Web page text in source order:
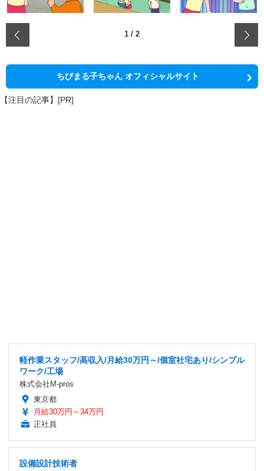
1 / 2
ちびまる子ちゃん オフィシャルサイト
【注目の記事】[PR]
軽作業スタッフ/高収入/月給30万円～/個室社宅あり/シンプル
ワーク/工場
株式会社M-pros
東京都
月給30万円～34万円
正社員
設備設計技術者